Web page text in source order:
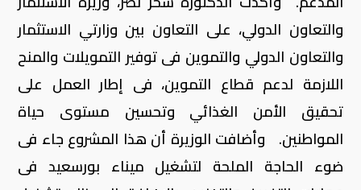
والتعاون الدولي، على التعاون بين وزارتي الاستثمار
والتعاون الدولي والتموين فى توفير التمويلات والمنح
اللازمة لدعم قطاع التموين، فى إطار العمل على
تحقيق الأمن الغذائي وتحسين مستوى حياة
المواطنين. وأضافت الوزيرة أن هذا المشروع جاء فى
ضوء الحاجة الملحة لتشغيل ميناء بورسعيد فى